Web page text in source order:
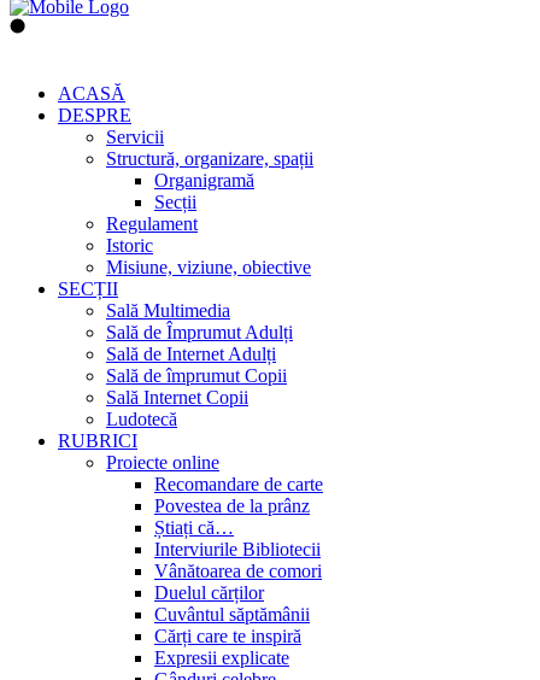
ACASĂ
DESPRE
Servicii
Structură, organizare, spații
Organigramă
Secții
Regulament
Istoric
Misiune, viziune, obiective
SECȚII
Sală Multimedia
Sală de Împrumut Adulți
Sală de Internet Adulți
Sală de împrumut Copii
Sală Internet Copii
Ludotecă
RUBRICI
Proiecte online
Recomandare de carte
Povestea de la prânz
Știați că…
Interviurile Bibliotecii
Vânătoarea de comori
Duelul cărților
Cuvântul săptămânii
Cărți care te inspiră
Expresii explicate